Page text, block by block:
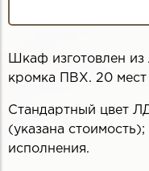
Шкаф изготовлен
кромка ПВХ. 20 мест
Стандартный цвет
(указана
исполнения.